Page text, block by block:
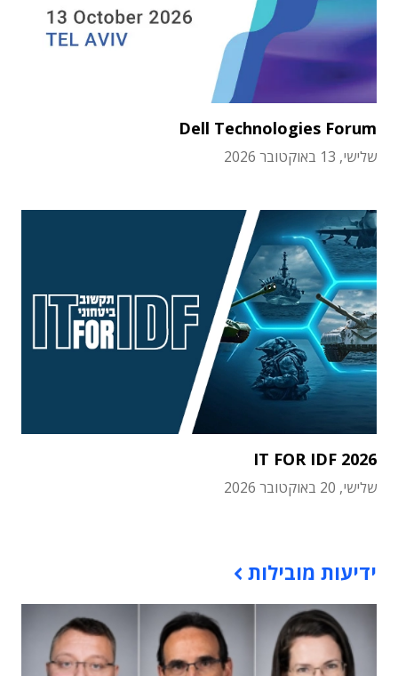
Dell Technologies Forum
שלישי, 13 באוקטובר 2026
IT FOR IDF 2026
שלישי, 20 באוקטובר 2026
ידיעות מובילות